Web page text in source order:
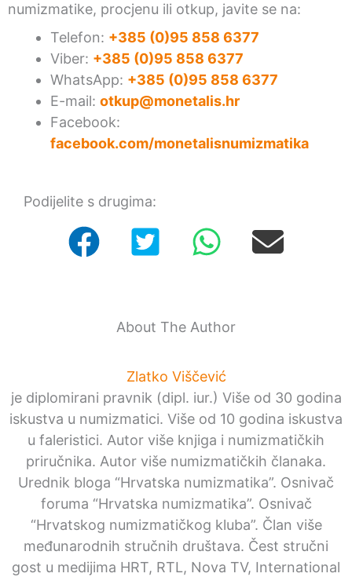
numizmatike, procjenu ili otkup, javite se na:
Telefon: +385 (0)95 858 6377
Viber: +385 (0)95 858 6377
WhatsApp: +385 (0)95 858 6377
E-mail: otkup@monetalis.hr
Facebook:
facebook.com/monetalisnumizmatika
Podijelite s drugima:
About The Author
Zlatko Viščević
je diplomirani pravnik (dipl. iur.) Više od 30 godina
iskustva u numizmatici. Više od 10 godina iskustva
u faleristici. Autor više knjiga i numizmatičkih
priručnika. Autor više numizmatičkih članaka.
Urednik bloga “Hrvatska numizmatika”. Osnivač
foruma “Hrvatska numizmatika”. Osnivač
“Hrvatskog numizmatičkog kluba”. Član više
međunarodnih stručnih društava. Čest stručni
gost u medijima HRT, RTL, Nova TV, International